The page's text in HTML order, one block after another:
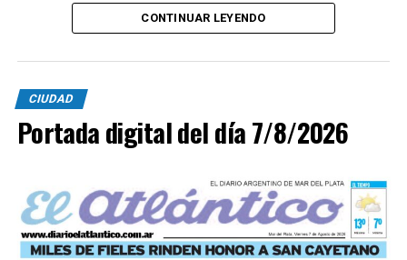
La imagen del santo salió del santuario de Moreno al
las calles del barrio. Grandes, jóvenes y niños y fieles se
sumaron al recorrido con banderas, espigas y distintas
expresiones de fe.
En paralelo, distintos gremios y organizaciones sociales
y trabajo, para visibilizar la situación de trabajadores y
desocupados.
CONTINUAR LEYENDO
CIUDAD
Portada digital del día 7/8/2026